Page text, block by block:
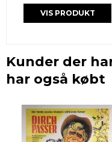
VIS PRODUKT
Kunder der
har også købt